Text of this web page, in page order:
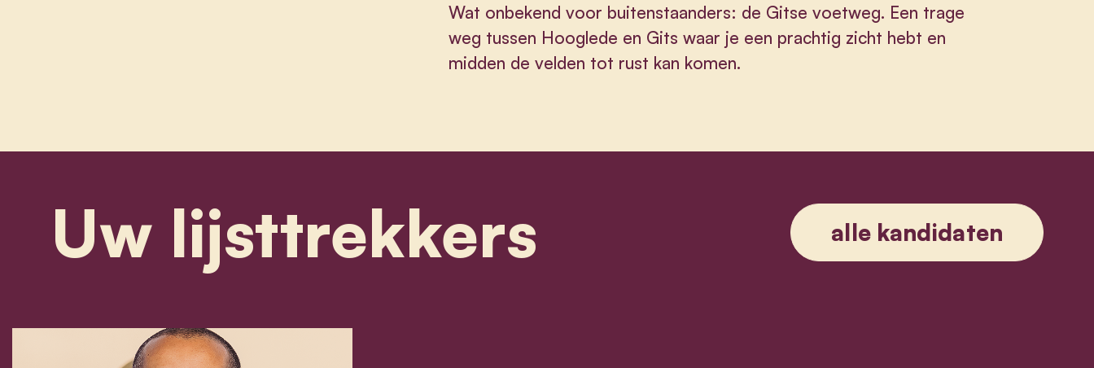
Wat onbekend voor buitenstaanders: de Gitse voetweg. Een trage
weg tussen Hooglede en Gits waar je een prachtig zicht hebt en
midden de velden tot rust kan komen.
Uw lijsttrekkers alle kandidaten